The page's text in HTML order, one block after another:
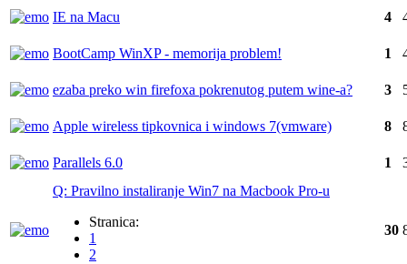
IE na Macu 4
BootCamp WinXP - memorija problem! 1
ezaba preko win firefoxa pokrenutog putem wine-a? 3
Apple wireless tipkovnica i windows 7(vmware) 8
Parallels 6.0 1
Q: Pravilno instaliranje Win7 na Macbook Pro-u
Stranica:
1
2
30